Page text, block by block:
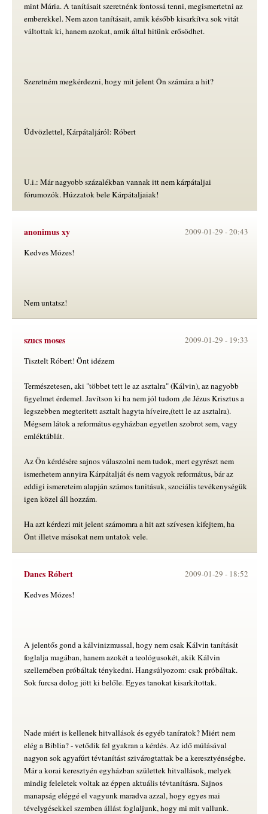
mint Mária. A tanításait szeretnénk fontossá tenni, megismertetni az
emberekkel. Nem azon tanításait, amik később kisarkítva sok vitát
váltottak ki, hanem azokat, amik által hitünk erősödhet.
Szeretném megkérdezni, hogy mit jelent Ön számára a hit?
Üdvözlettel, Kárpátaljáról: Róbert
U.i.: Már nagyobb százalékban vannak itt nem kárpátaljai
fórumozók. Húzzatok bele Kárpátaljaiak!
anonimus xy 2009-01-29 -20:43
Kedves Mózes!
Nem untatsz!
szucs moses 2009-01-29 - 19:33
Tisztelt Róbert! Önt idézem
Természetesen, aki "többet tett le az asztalra" (Kálvin), az nagyobb
figyelmet érdemel. Javítson ki ha nem jól tudom ,de Jézus Krisztus a
legszebben megteritett asztalt hagyta híveire,(tett le az asztalra).
Mégsem látok a református egyházban egyetlen szobrot sem, vagy
emléktáblát.
Az Ön kérdésére sajnos válaszolni nem tudok, mert egyrészt nem
ismerhetem annyira Kárpátalját és nem vagyok református, bár az
eddigi ismereteim alapján számos tanitásuk, szociális tevékenységük
igen közel áll hozzám.
Ha azt kérdezi mit jelent számomra a hit azt szívesen kifejtem, ha
Önt illetve másokat nem untatok vele.
Dancs Róbert 2009-01-29 - 18:52
Kedves Mózes!
A jelentős gond a kálvinizmussal, hogy nem csak Kálvin tanítását
foglalja magában, hanem azokét a teológusokét, akik Kálvin
szellemében próbáltak ténykedni. Hangsúlyozom: csak próbáltak.
Sok furcsa dolog jött ki belőle. Egyes tanokat kisarkítottak.
Nade miért is kellenek hitvallások és egyéb taníratok? Miért nem
elég a Biblia? - vetődik fel gyakran a kérdés. Az idő múlásával
nagyon sok agyafúrt tévtanítást szivárogtattak be a keresztyénségbe.
Már a korai keresztyén egyházban születtek hitvallások, melyek
mindig feleletek voltak az éppen aktuális tévtanításra. Sajnos
manapság eléggé el vagyunk maradva azzal, hogy egyes mai
tévelygésekkel szemben állást foglaljunk, hogy mi mit vallunk.